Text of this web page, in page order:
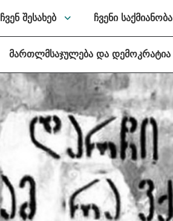
ჩვენ შესახებ ჩვენი საქმიანობა
მართლმსაჯულება და დემოკრატია